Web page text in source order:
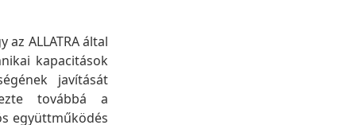
ALLATRA által
kapacitások
javítását
továbbá a
együttműködés